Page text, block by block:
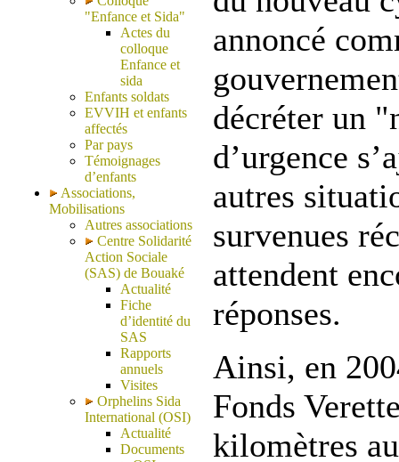
"Enfance et Sida"
Actes du
colloque
Enfance et
sida
Enfants soldats
EVVIH et enfants
affectés
Par pays
Témoignages
d’enfants
Associations,
Mobilisations
Autres associations
Centre Solidarité
Action Sociale
(SAS) de Bouaké
Actualité
Fiche
d’identité du
SAS
Rapports
annuels
Visites
Orphelins Sida
International (OSI)
Actualité
Documents
annoncé
décréter un
d’urgence
autres
survenues
attendent
réponses.
Ainsi, en
Fonds
kilomètres